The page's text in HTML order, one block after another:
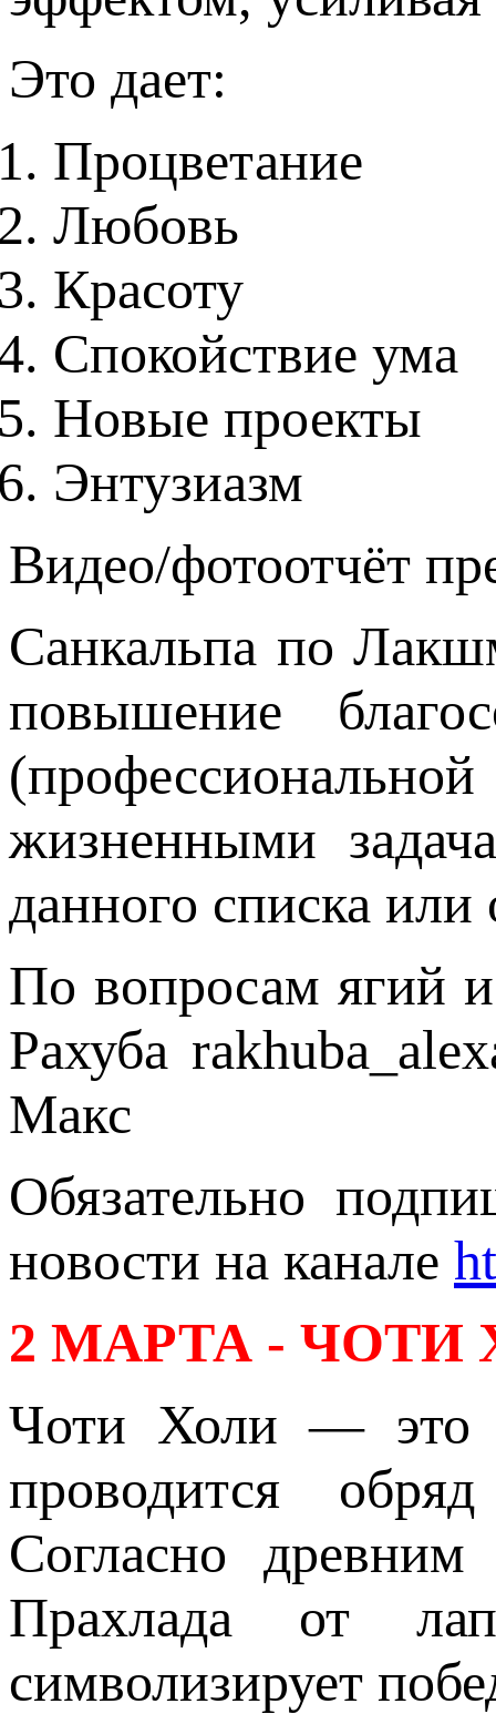
Это дает:
Процветание
Любовь
Красоту
Спокойствие ума
Новые проекты
Энтузиазм
Видео/фотоотчёт
Санкальпа по
повышение
жизненными
данного списка
По вопросам ягий
Рахуба
Макс
Обязательно
новости на канале
2 МАРТА -
Чоти Холи — это
проводится
Согласно
Прахлада от
символизирует